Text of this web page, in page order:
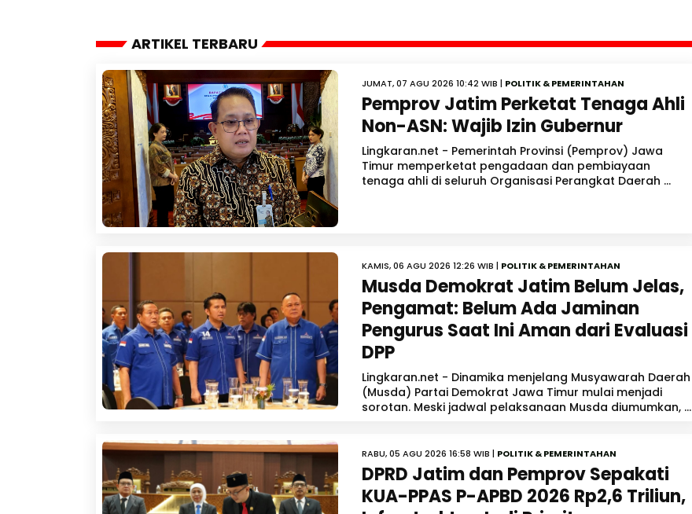
ARTIKEL TERBARU
JUMAT, 07 AGU 2026 10:42 WIB | POLITIK & PEMERINTAHAN
Pemprov Jatim Perketat Tenaga Ahli
Non-ASN: Wajib Izin Gubernur
Lingkaran.net - Pemerintah Provinsi (Pemprov) Jawa
Timur memperketat pengadaan dan pembiayaan
tenaga ahli di seluruh Organisasi Perangkat Daerah ...
KAMIS, 06 AGU 2026 12:26 WIB | POLITIK & PEMERINTAHAN
Musda Demokrat Jatim Belum Jelas,
Pengamat: Belum Ada Jaminan
Pengurus Saat Ini Aman dari Evaluasi
DPP
Lingkaran.net - Dinamika menjelang Musyawarah Daerah
(Musda) Partai Demokrat Jawa Timur mulai menjadi
sorotan. Meski jadwal pelaksanaan Musda diumumkan, ...
RABU, 05 AGU 2026 16:58 WIB | POLITIK & PEMERINTAHAN
DPRD Jatim dan Pemprov Sepakati
KUA-PPAS P-APBD 2026 Rp2,6 Triliun,